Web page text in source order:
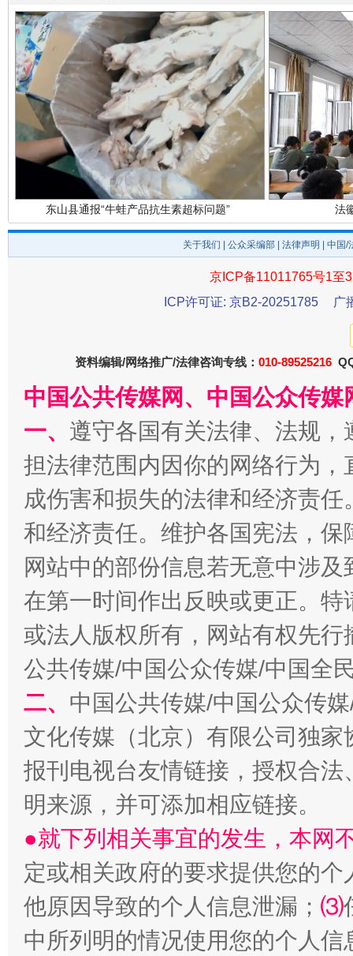
东山县通报“牛蛙产品抗生素超标问题” 法
千年窑火 生生不息 一
受贿1.44亿！段成刚被判无期 从幼
关于我们 公众采编部 法律声明 | 中国
京ICP备11011765号1至
ICP许可证: 京B2-20251785
广
资料编辑/网络推广/法律咨询专线： 010-89525216
中国公共传媒网、中国公众传
一、 遵守各国有关法律、法规
担法律范围内因你的网络行为
成伤害和损失的法律和经济责
和经济责任。维护各国宪法，
网站中的部份信息若无意中涉
在第一时间作出反映或更正。
或法人版权所有，网站有权先
公共传媒/中国公众传媒/中国全
二、 中国公共传媒/中国公众传
文化传媒（北京）有限公司独
报刊电视台友情链接，授权合
明来源，并可添加相应链接。
●就下列相关事宜的发生，本网
定或相关政府的要求提供您的个
他原因导致的个人信息泄漏； ⑶
中所列明的情况使用您的个人